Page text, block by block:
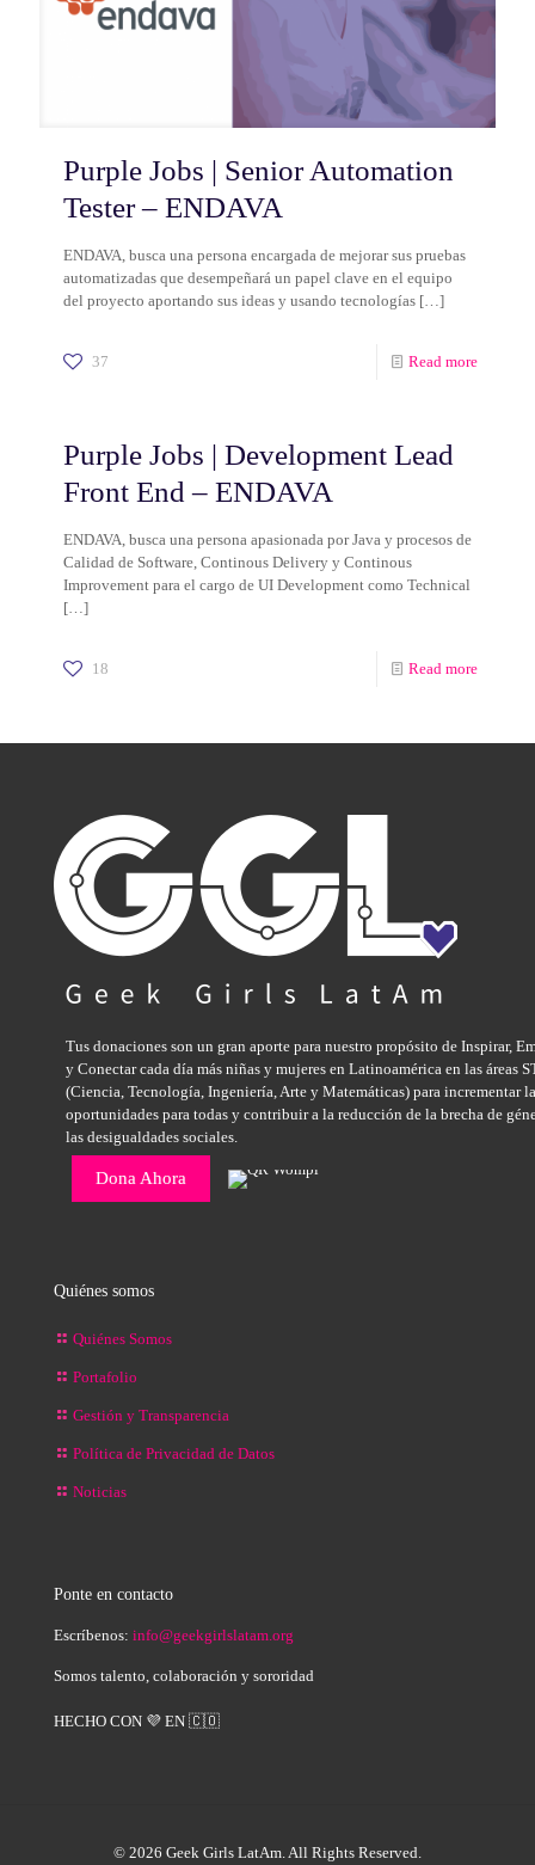
Purple Jobs | Senior Automation
Tester – ENDAVA
ENDAVA, busca una persona encargada de mejorar sus pruebas
automatizadas que desempeñará un papel clave en el equipo
del proyecto aportando sus ideas y usando tecnologías […]
37 Read more
Purple Jobs | Development Lead
Front End – ENDAVA
ENDAVA, busca una persona apasionada por Java y procesos de
Calidad de Software, Continous Delivery y Continous
Improvement para el cargo de UI Development como Technical
[…]
18 Read more
Tus donaciones son un gran aporte para nuestro propósito de Inspirar,
y Conectar cada día más niñas y mujeres en Latinoamérica en las áreas
(Ciencia, Tecnología, Ingeniería, Arte y Matemáticas) para incrementar
oportunidades para todas y contribuir a la reducción de la brecha de
las desigualdades sociales.
Dona Ahora
Quiénes somos
Quiénes Somos
Portafolio
Gestión y Transparencia
Política de Privacidad de Datos
Noticias
Ponte en contacto
Escríbenos: info@geekgirlslatam.org
Somos talento, colaboración y sororidad
HECHO CON 💜 EN 🇨🇴
© 2026 Geek Girls LatAm. All Rights Reserved.